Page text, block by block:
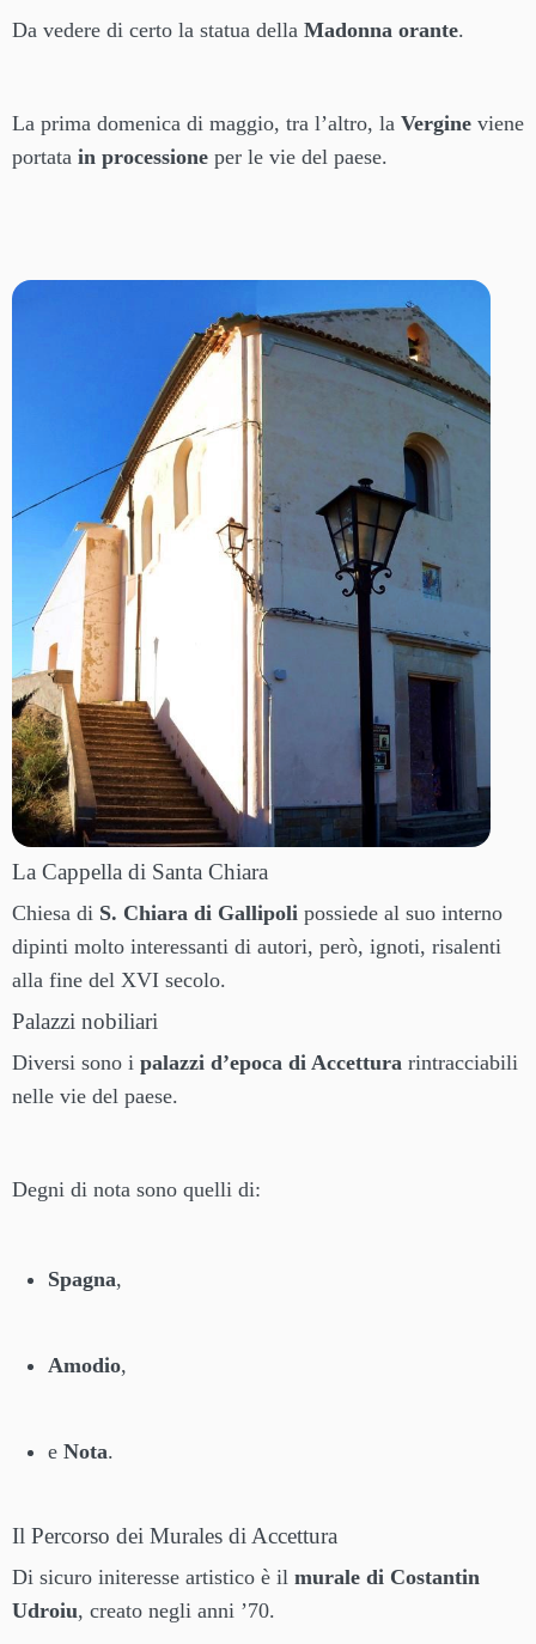
Da vedere di certo la statua della Madonna orante.
La prima domenica di maggio, tra l’altro, la Vergine viene
portata in processione per le vie del paese.
La Cappella di Santa Chiara
Chiesa di S. Chiara di Gallipoli possiede al suo interno
dipinti molto interessanti di autori, però, ignoti, risalenti
alla fine del XVI secolo.
Palazzi nobiliari
Diversi sono i palazzi d’epoca di Accettura rintracciabili
nelle vie del paese.
Degni di nota sono quelli di:
Spagna,
Amodio,
e Nota.
Il Percorso dei Murales di Accettura
Di sicuro initeresse artistico è il murale di Costantin
Udroiu, creato negli anni ’70.